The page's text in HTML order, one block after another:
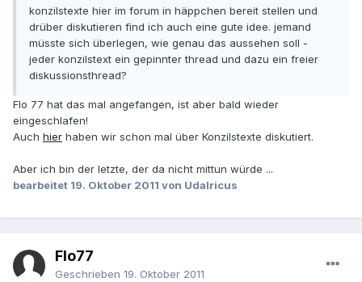
konzilstexte hier im forum in häppchen bereit stellen und
drüber diskutieren find ich auch eine gute idee. jemand
müsste sich überlegen, wie genau das aussehen soll -
jeder konzilstext ein gepinnter thread und dazu ein freier
diskussionsthread?
Flo 77 hat das mal angefangen, ist aber bald wieder
eingeschlafen!
Auch hier haben wir schon mal über Konzilstexte diskutiert.
Aber ich bin der letzte, der da nicht mittun würde ...
bearbeitet 19. Oktober 2011 von Udalricus
Flo77
Geschrieben 19. Oktober 2011